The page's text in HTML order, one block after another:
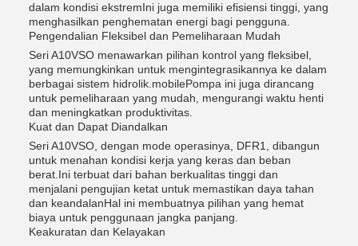
dalam kondisi ekstremIni juga memiliki efisiensi tinggi, yang
menghasilkan penghematan energi bagi pengguna.
Pengendalian Fleksibel dan Pemeliharaan Mudah
Seri A10VSO menawarkan pilihan kontrol yang fleksibel,
yang memungkinkan untuk mengintegrasikannya ke dalam
berbagai sistem hidrolik.mobilePompa ini juga dirancang
untuk pemeliharaan yang mudah, mengurangi waktu henti
dan meningkatkan produktivitas.
Kuat dan Dapat Diandalkan
Seri A10VSO, dengan mode operasinya, DFR1, dibangun
untuk menahan kondisi kerja yang keras dan beban
berat.Ini terbuat dari bahan berkualitas tinggi dan
menjalani pengujian ketat untuk memastikan daya tahan
dan keandalanHal ini membuatnya pilihan yang hemat
biaya untuk penggunaan jangka panjang.
Keakuratan dan Kelayakan